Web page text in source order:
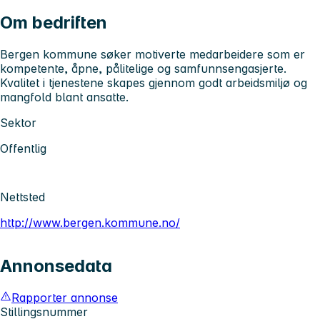
Om bedriften
Bergen kommune søker motiverte medarbeidere som er
kompetente, åpne, pålitelige og samfunnsengasjerte.
Kvalitet i tjenestene skapes gjennom godt arbeidsmiljø og
mangfold blant ansatte.
Sektor
Offentlig
Nettsted
http://www.bergen.kommune.no/
Annonsedata
Rapporter annonse
Stillingsnummer